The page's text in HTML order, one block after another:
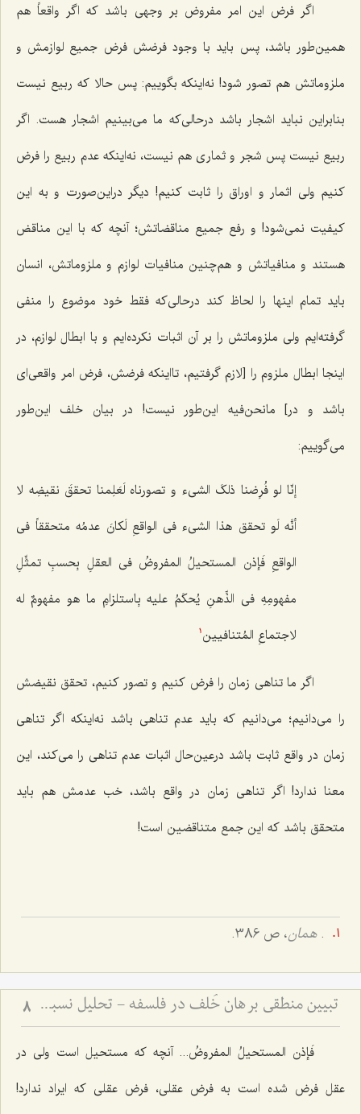
اگر فرض این امر مفروض بر وجهى باشد که اگر واقعاً هم
همین‌طور باشد، پس باید با وجود فرضش فرض جمیع لوازمش و
ملزوماتش هم تصور شود! نه‌اینکه بگوییم: پس حالا که ربیع نیست
بنابراین نباید اشجار باشد درحالی‌که ما مى‌بینیم اشجار هست. اگر
ربیع نیست پس شجر و ثمارى هم نیست، نه‌اینکه عدم ربیع را فرض
کنیم ولى اثمار و اوراق را ثابت کنیم! دیگر دراین‌صورت و به این
کیفیت نمى‌شود! و رفع جمیع مناقضاتش؛ آنچه که با این مناقض
هستند و منافیاتش و هم‌چنین منافیات لوازم و ملزوماتش، انسان
باید تمام اینها را لحاظ کند درحالى‌که فقط خود موضوع را منفى
گرفته‌ایم ولى ملزوماتش را بر آن اثبات نکرده‌ایم و با ابطال لوازم، در
اینجا ابطال ملزوم را [لازم گرفتیم، تااینکه فرضش، فرض امر واقعی‌ای
باشد و در] مانحن‌فیه این‌طور نیست! در بیان خلف این‌طور
مى‌گوییم:
إنّا لو فُرِضنا ذلکَ الشی‌ء و تصورناه لَعَلِمنا تحققَ نقیضِه لا
أنَّه لَو تحقق هذا الشی‌ء فی الواقعِ لَکانَ عدمُه متحققاً فی
الواقعِ فَإذن المستحیلُ المفروضُ فی العقلِ بِحسبِ تمثِّلِ
مفهومِهِ فی الذِّهنِ یُحکَمُ علیه بِاستلزامِ ما هو مفهومٌ له
لاجتماعِ المُتنافیین‌ 1
اگر ما تناهى زمان را فرض کنیم و تصور کنیم، تحقق نقیضش
را مى‌دانیم؛ مى‌دانیم که باید عدم تناهى باشد نه‌اینکه اگر تناهى
زمان در واقع ثابت باشد درعین‌حال اثبات عدم تناهى را مى‌کند، این
معنا ندارد! اگر تناهى زمان در واقع باشد، خب عدمش هم باید
متحقق باشد که این جمع متناقضین است!
.همان، ص 386.
تبیین منطقی برهان خُلف در فلسفه - تحلیل نسبت میان فرضِ محال و اثبات واقعیت 8
فَإذن المستحیلُ المفروضُ...آنچه که مستحیل است ولى در
عقل فرض شده است به فرض عقلى، فرض عقلى که ایراد ندارد!